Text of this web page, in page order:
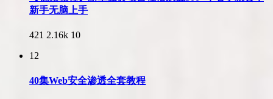
新手无脑上手
421 2.16k 10
12
40集Web安全渗透全套教程